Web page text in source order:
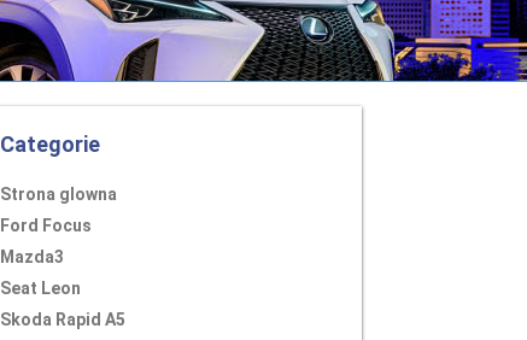
Categorie
Strona glowna
Ford Focus
Mazda3
Seat Leon
Skoda Rapid A5